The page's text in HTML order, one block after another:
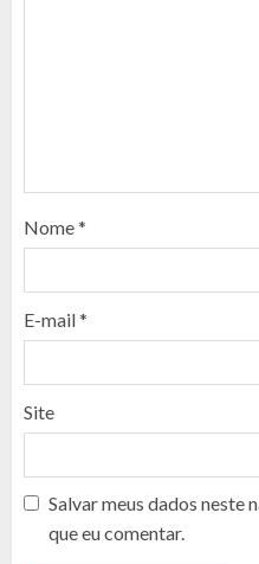
Nome*
E-mail*
Site
Salvar meus dados neste
que eu comentar.